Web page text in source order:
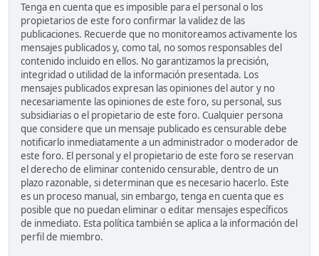
Tenga en cuenta que es imposible para el personal o los
propietarios de este foro confirmar la validez de las
publicaciones. Recuerde que no monitoreamos activamente los
mensajes publicados y, como tal, no somos responsables del
contenido incluido en ellos. No garantizamos la precisión,
integridad o utilidad de la información presentada. Los
mensajes publicados expresan las opiniones del autor y no
necesariamente las opiniones de este foro, su personal, sus
subsidiarias o el propietario de este foro. Cualquier persona
que considere que un mensaje publicado es censurable debe
notificarlo inmediatamente a un administrador o moderador de
este foro. El personal y el propietario de este foro se reservan
el derecho de eliminar contenido censurable, dentro de un
plazo razonable, si determinan que es necesario hacerlo. Este
es un proceso manual, sin embargo, tenga en cuenta que es
posible que no puedan eliminar o editar mensajes específicos
de inmediato. Esta política también se aplica a la información del
perfil de miembro.